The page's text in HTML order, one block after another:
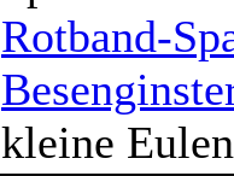
Rotband-
kleine